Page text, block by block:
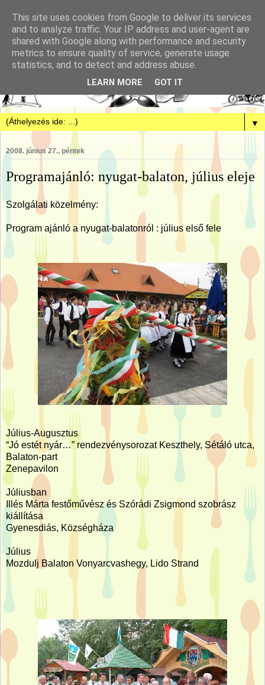
▼
2008. június 27., péntek
Programajánló: nyugat-balaton, július eleje
Szolgálati közelmény:
Program ajánló a nyugat-balatonról : július első fele
Július-Augusztus
“Jó estét nyár…” rendezvénysorozat Keszthely, Sétáló utca,
Balaton-part
Zenepavilon
Júliusban
Illés Márta festőművész és Szórádi Zsigmond szobrász
kiállítása
Gyenesdiás, Községháza
Július
Mozdulj Balaton Vonyarcvashegy, Lido Strand
This site uses cookies from Google to deliver its services
and to analyze traffic. Your IP address and user-agent are
shared with Google along with performance and security
metrics to ensure quality of service, generate usage
statistics, and to detect and address abuse.
LEARN MORE GOT IT